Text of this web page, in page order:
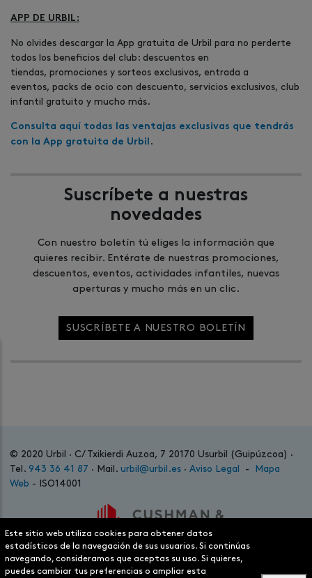
APP DE URBIL:
No olvides descargar la App gratuita de Urbil para no perderte
todos los beneficios del club: descuentos en
tiendas, promociones y sorteos exclusivos, entrada a
eventos, packs de ocio con descuento, servicios exclusivos, club
infantil gratuito y mucho más.
Consulta aquí todas las ventajas exclusivas que tendrás
con la App gratuita de Urbil .
Suscríbete a nuestras
novedades
Con nuestro boletín tú eliges la información que
quieres recibir. Entérate de nuestras promociones,
descuentos, eventos, actividades infantiles, nuevas
aperturas y mucho más en un clic.
SUSCRÍBETE A NUESTRO BOLETÍN
© 2020 Urbil · C/ Txikierdi Auzoa, 7 20170 Usurbil (Guipúzcoa) ·
Tel. 943 36 41 87 · Mail. urbil@urbil.es · Aviso Legal -
Mapa
Web - ISO14001
Este sitio web utiliza cookies para obtener datos
estadísticos de la navegación de sus usuarios. Si continúas
navegando, consideramos que aceptas su uso. Si quieres,
puedes cambiar tus preferencias o ampliar esta